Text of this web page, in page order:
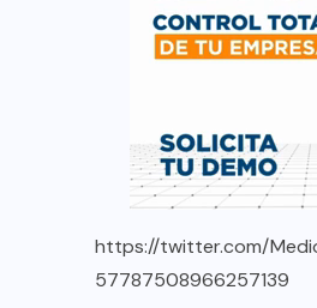
https://twitter.com/
57787508966257139